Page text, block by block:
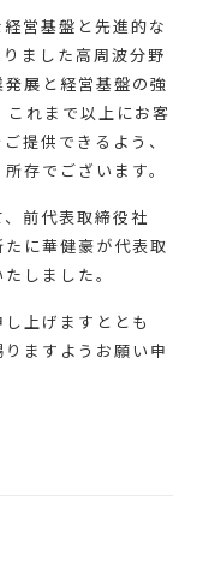
営基盤と先進的な
ました高周波分野
展と経営基盤の強
これまで以上にお客
提供できるよう、
存でございます。
前代表取締役社
に華健豪が代表取
しました。
上げますととも
ますようお願い申